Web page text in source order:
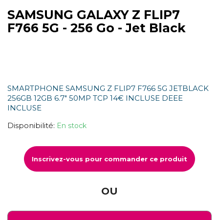
SAMSUNG GALAXY Z FLIP7
F766 5G - 256 Go - Jet Black
SMARTPHONE SAMSUNG Z FLIP7 F766 5G JETBLACK
256GB 12GB 6.7" 50MP TCP 14€ INCLUSE DEEE
INCLUSE
Disponibilité: En stock
Inscrivez-vous pour commander ce produit
OU